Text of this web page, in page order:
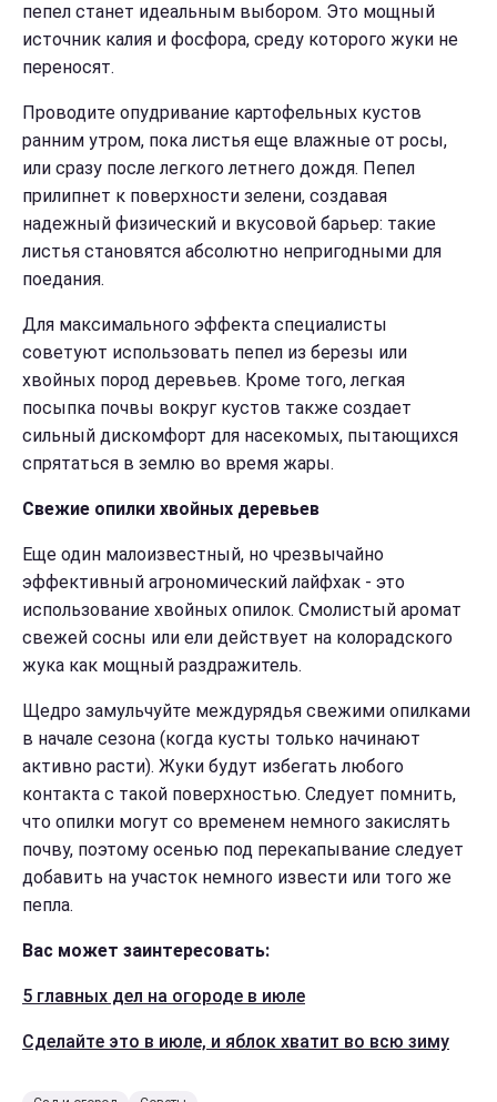
пепел станет идеальным выбором. Это мощный
источник калия и фосфора, среду которого жуки не
переносят.
Проводите опудривание картофельных кустов
ранним утром, пока листья еще влажные от росы,
или сразу после легкого летнего дождя. Пепел
прилипнет к поверхности зелени, создавая
надежный физический и вкусовой барьер: такие
листья становятся абсолютно непригодными для
поедания.
Для максимального эффекта специалисты
советуют использовать пепел из березы или
хвойных пород деревьев. Кроме того, легкая
посыпка почвы вокруг кустов также создает
сильный дискомфорт для насекомых, пытающихся
спрятаться в землю во время жары.
Свежие опилки хвойных деревьев
Еще один малоизвестный, но чрезвычайно
эффективный агрономический лайфхак - это
использование хвойных опилок. Смолистый аромат
свежей сосны или ели действует на колорадского
жука как мощный раздражитель.
Щедро замульчуйте междурядья свежими опилками
в начале сезона (когда кусты только начинают
активно расти). Жуки будут избегать любого
контакта с такой поверхностью. Следует помнить,
что опилки могут со временем немного закислять
почву, поэтому осенью под перекапывание следует
добавить на участок немного извести или того же
пепла.
Вас может заинтересовать:
5 главных дел на огороде в июле
Сделайте это в июле, и яблок хватит во всю зиму